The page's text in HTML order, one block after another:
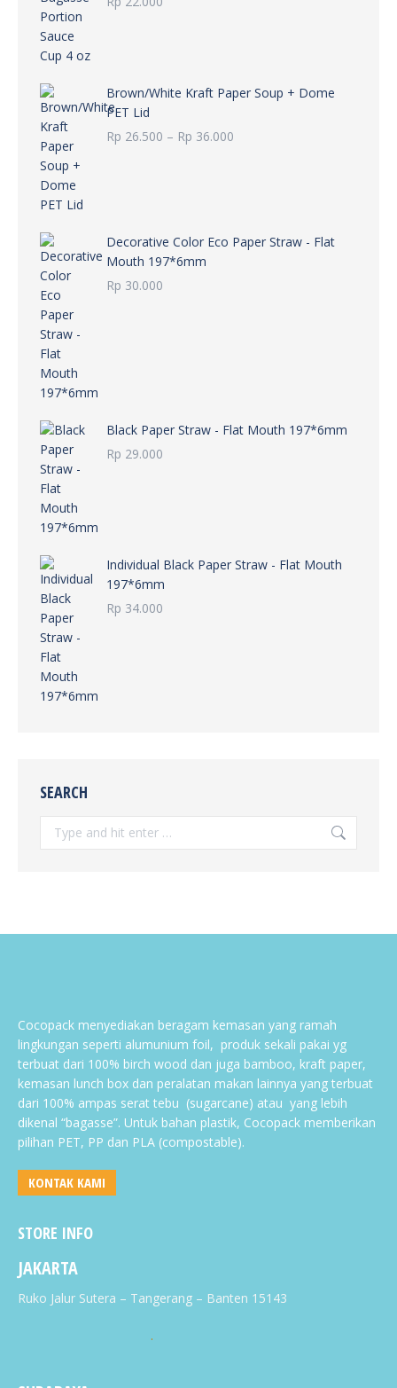
Brown/White Kraft Paper Soup + Dome
PET Lid
Rp 26.500 – Rp 36.000
Decorative Color Eco Paper Straw - Flat
Mouth 197*6mm
Rp 30.000
Black Paper Straw - Flat Mouth 197*6mm
Rp 29.000
Individual Black Paper Straw - Flat Mouth
197*6mm
Rp 34.000
SEARCH
Search:
Cocopack menyediakan beragam kemasan yang ramah
lingkungan seperti alumunium foil, produk sekali pakai yg
terbuat dari 100% birch wood dan juga bamboo, kraft paper,
kemasan lunch box dan peralatan makan lainnya yang terbuat
dari 100% ampas serat tebu (sugarcane) atau yang lebih
dikenal “bagasse”. Untuk bahan plastik, Cocopack memberikan
pilihan PET, PP dan PLA (compostable).
KONTAK KAMI
STORE INFO
JAKARTA
Ruko Jalur Sutera – Tangerang – Banten 15143
.